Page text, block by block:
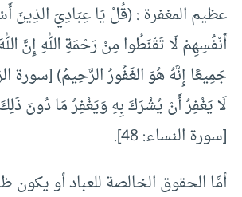
عظيم المغفرة : (قُلْ يَا عِبَادِيَ الذِينَ
أَنْفُسِهِمْ لَا تَقْنَطُوا مِنْ رَحْمَةِ اللهِ إِنَّ
لَا يَغْفِرُ أَنْ يُشْرَكَ بِهِ وَيَغْفِرُ مَا دُونَ
[سورة النساء: 48].
أمَّا الحقوق الخالصة للعباد أو يكون